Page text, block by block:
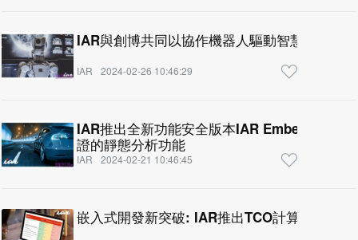
IAR與創博共同以協作機器人驅動智慧製造未來
IAR 2024-02-26 10:46:29
IAR推出全新功能安全版本IAR Embedded
證的靜態分析功能
IAR 2024-02-21 10:46:45
嵌入式開發新突破: IAR推出TCO計算器